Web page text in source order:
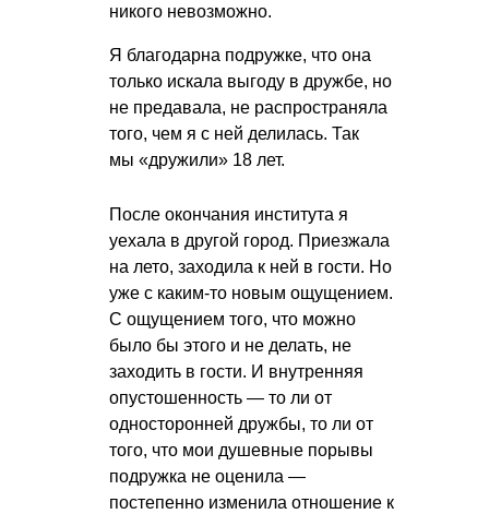
никого невозможно.
Я благодарна подружке, что она
только искала выгоду в дружбе, но
не предавала, не распространяла
того, чем я с ней делилась. Так
мы «дружили» 18 лет.
После окончания института я
уехала в другой город. Приезжала
на лето, заходила к ней в гости. Но
уже с каким-то новым ощущением.
С ощущением того, что можно
было бы этого и не делать, не
заходить в гости. И внутренняя
опустошенность — то ли от
односторонней дружбы, то ли от
того, что мои душевные порывы
подружка не оценила —
постепенно изменила отношение к